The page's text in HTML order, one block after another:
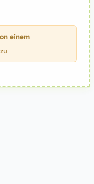
einem